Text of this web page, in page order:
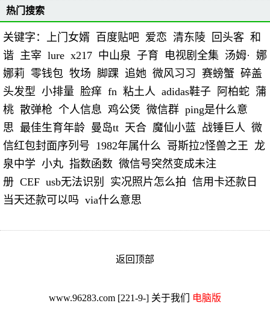
热门搜索
关键字： 上门女婿 百度贴吧 爱恋 清东陵 回头客 和
谐 主宰 lure x217 中山泉 子育 电视剧全集 汤姆· 娜
娜莉 零钱包 牧场 脚踝 追她 微风习习 赛螃蟹 碎盖
头发型 小排量 脸痒 fn 粘土人 adidas鞋子 阿柏蛇 蒲
桃 散弹枪 个人信息 鸡公煲 微信群 ping是什么意
思 最佳生育年龄 曼岛tt 天合 魔仙小蓝 战锤巨人 微
信红包封面序列号 1982年属什么 哥斯拉2怪兽之王 龙
泉中学 小丸 指数函数 微信号突然变成未注
册 CEF usb无法识别 实况照片怎么拍 信用卡还款日
当天还款可以吗 via什么意思
返回顶部
www.96283.com [221-9-] 关于我们 电脑版